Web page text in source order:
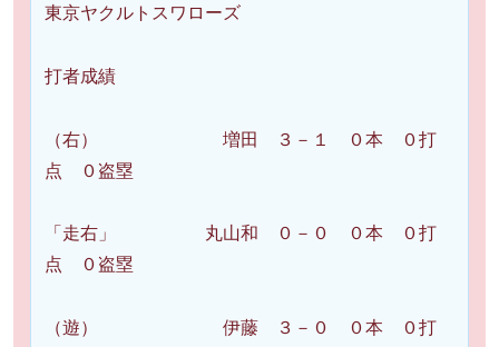
東京ヤクルトスワローズ
打者成績
（右） 増田 ３－１ ０本 ０打
点 ０盗塁
「走右」 丸山和 ０－０ ０本 ０打
点 ０盗塁
（遊） 伊藤 ３－０ ０本 ０打